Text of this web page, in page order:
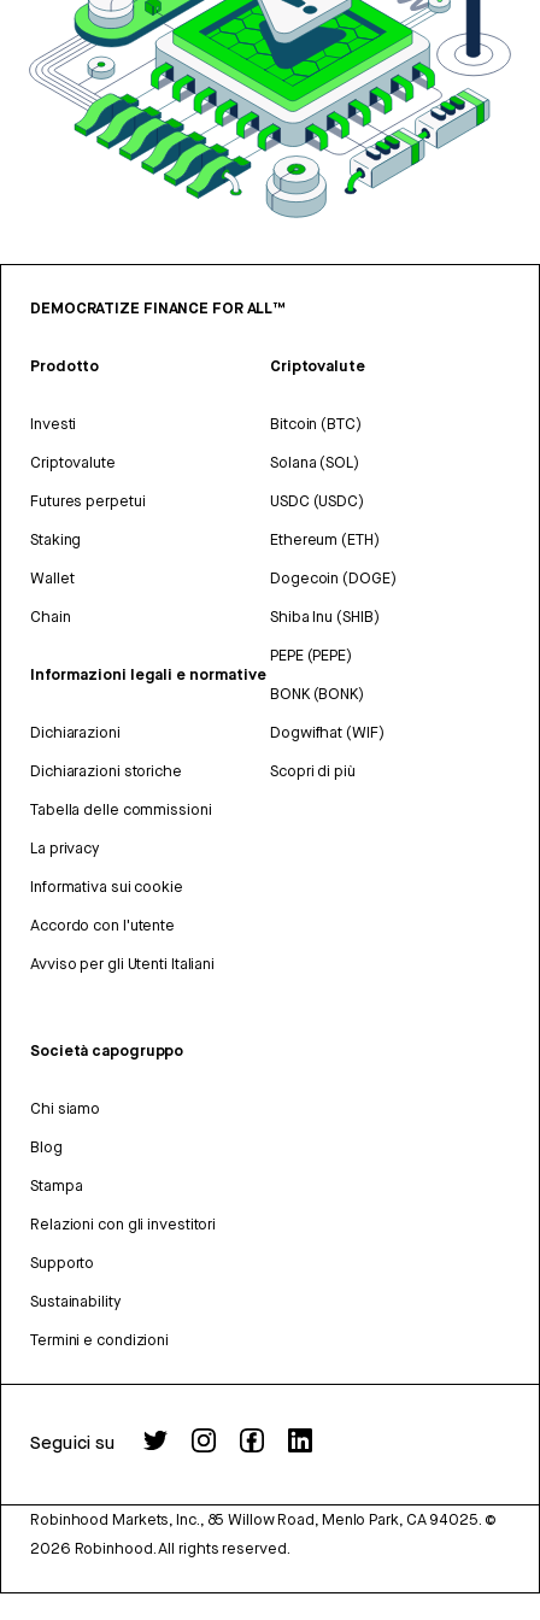
DEMOCRATIZE FINANCE FOR ALL™
Prodotto
Investi
Criptovalute
Futures perpetui
Staking
Wallet
Chain
Informazioni legali e normative
Dichiarazioni
Dichiarazioni storiche
Tabella delle commissioni
La privacy
Informativa sui cookie
Accordo con l'utente
Avviso per gli Utenti Italiani
Criptovalute
Bitcoin (BTC)
Solana (SOL)
USDC (USDC)
Ethereum (ETH)
Dogecoin (DOGE)
Shiba Inu (SHIB)
PEPE (PEPE)
BONK (BONK)
Dogwifhat (WIF)
Scopri di più
Società capogruppo
Chi siamo
Blog
Stampa
Relazioni con gli investitori
Supporto
Sustainability
Termini e condizioni
Seguici su
Robinhood Markets, Inc., 85 Willow Road, Menlo Park, CA 94025. ©
2026 Robinhood. All rights reserved.